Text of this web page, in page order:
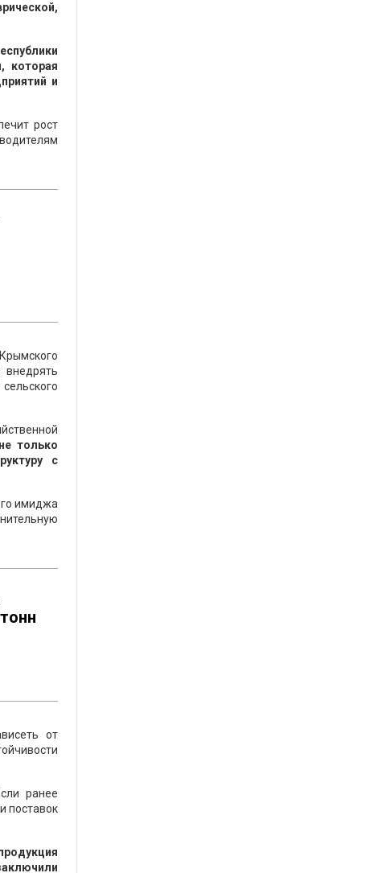
которая
и
рост
внедрять
только
с
имиджа
от
ранее
поставок